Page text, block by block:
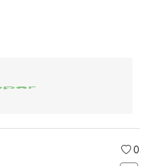
0